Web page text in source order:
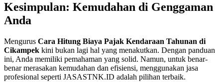
Kesimpulan: Kemudahan di Genggaman
Anda
Mengurus Cara Hitung Biaya Pajak Kendaraan Tahunan di
Cikampek kini bukan lagi hal yang menakutkan. Dengan panduan
ini, Anda memiliki pemahaman yang solid. Namun, untuk benar-
benar merasakan kemudahan dan efisiensi, menggunakan jasa
profesional seperti JASASTNK.ID adalah pilihan terbaik.